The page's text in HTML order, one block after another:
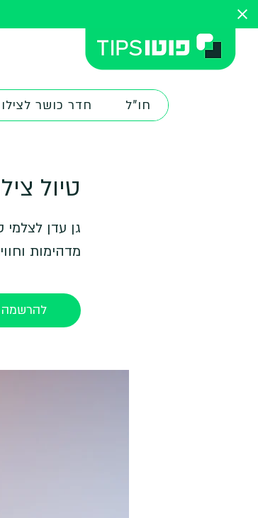
חו"ל חדר כושר
טיול
גן עדן לצלמי
מדהימות
להרשמה